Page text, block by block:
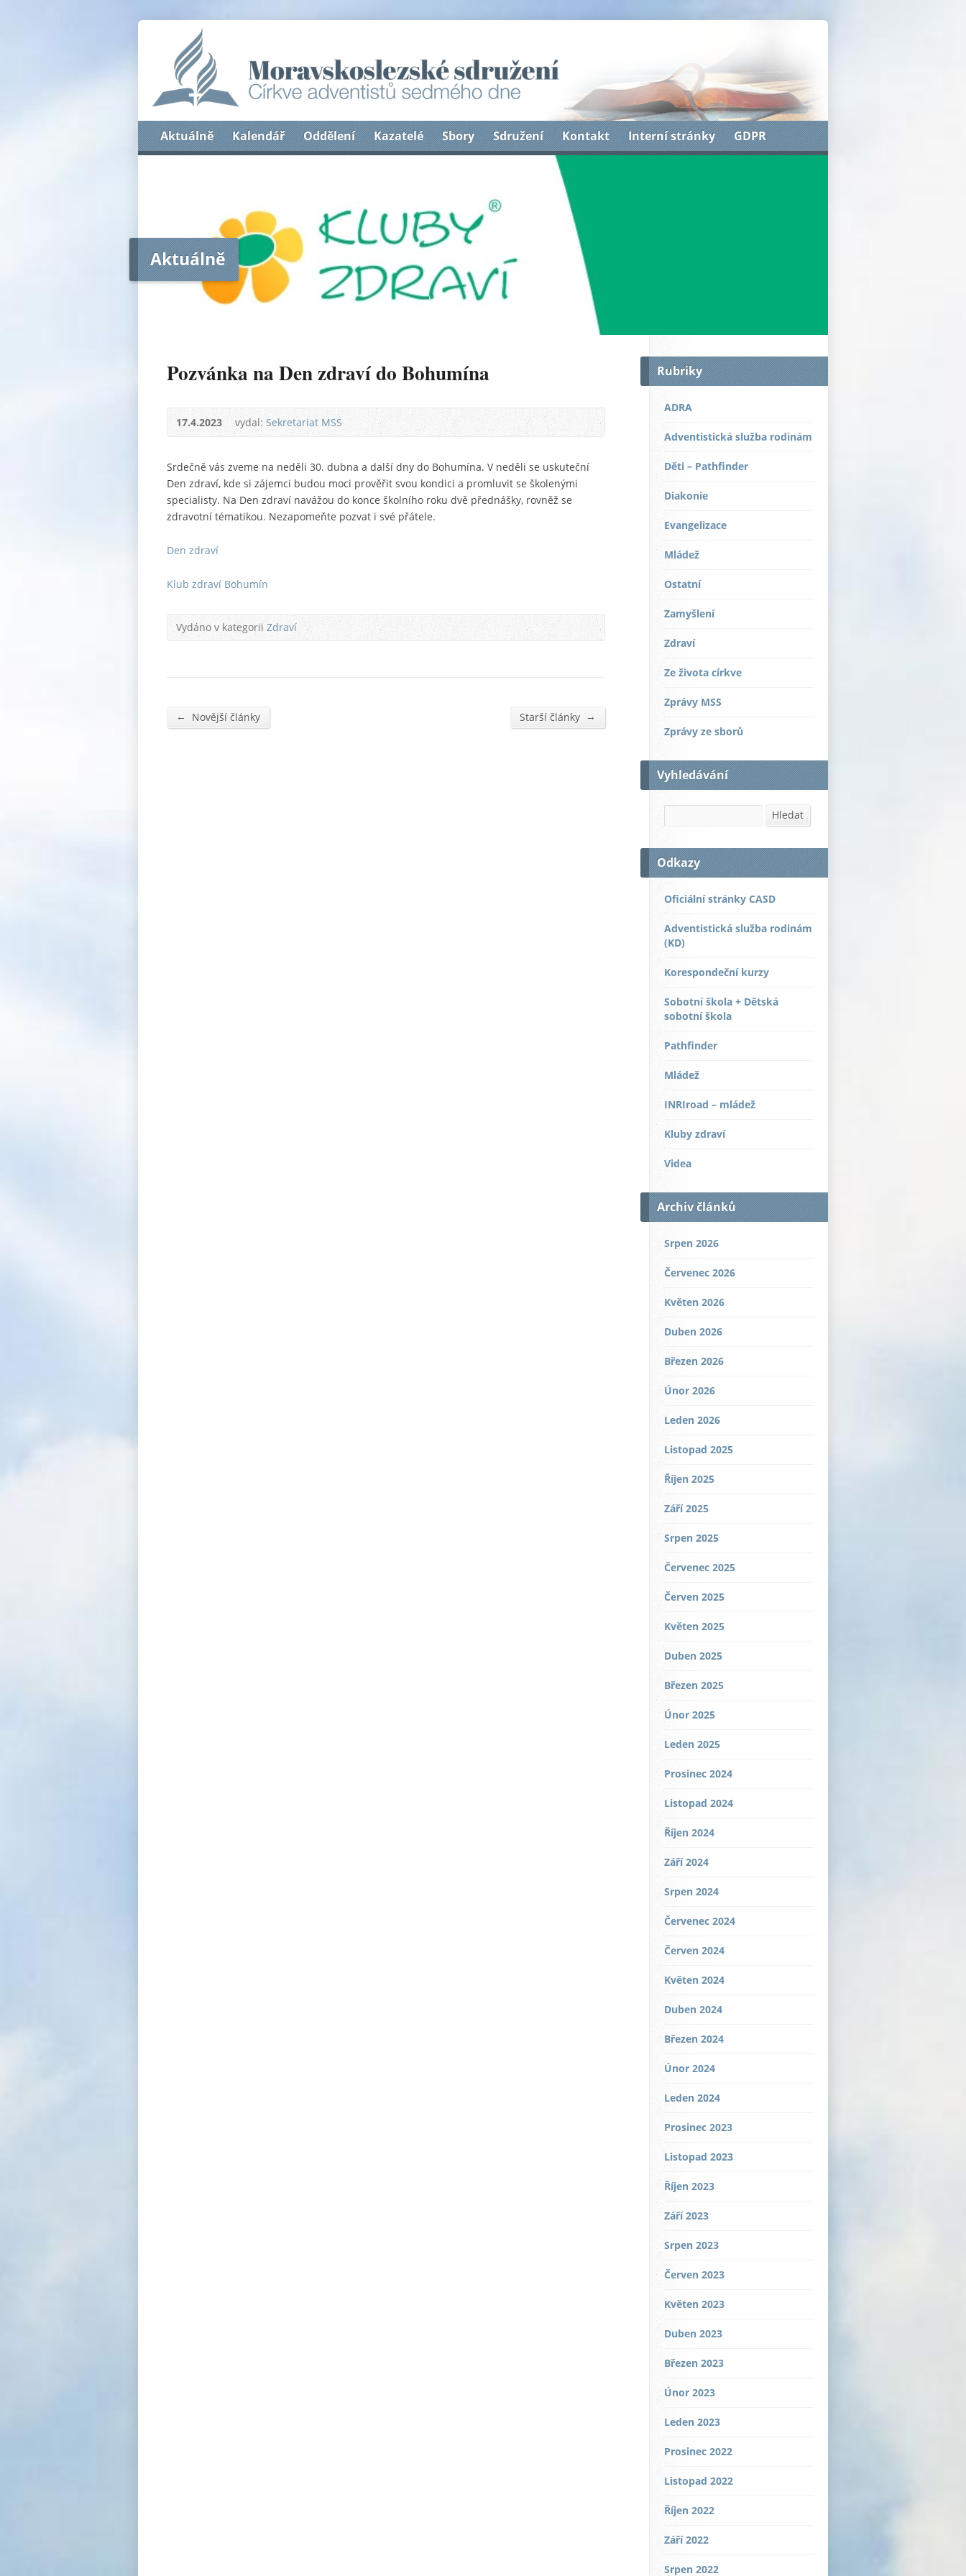
Aktuálně Kalendář Oddělení Kazatelé Sbory Sdružení Kontakt Interní stránky GDPR
Aktuálně
Pozvánka na Den zdraví do Bohumína
17.4.2023 vydal:Sekretariat MSS
Srdečně vás zveme na neděli 30. dubna a další dny do Bohumína. V neděli se uskuteční
Den zdraví, kde si zájemci budou moci prověřit svou kondici a promluvit se školenými
specialisty. Na Den zdraví navážou do konce školního roku dvě přednášky, rovněž se
zdravotní tématikou. Nezapomeňte pozvat i své přátele.
Den zdraví
Klub zdraví Bohumín
Vydáno v kategoriiZdraví
← Novější články Starší články →
Rubriky
ADRA
Adventistická služba rodinám
Děti – Pathfinder
Diakonie
Evangelizace
Mládež
Ostatní
Zamyšlení
Zdraví
Ze života církve
Zprávy MSS
Zprávy ze sborů
Vyhledávání
Hledat
Odkazy
Oficiální stránky CASD
Adventistická služba rodinám
(KD)
Korespondeční kurzy
Sobotní škola + Dětská
sobotní škola
Pathfinder
Mládež
INRIroad – mládež
Kluby zdraví
Videa
Archiv článků
Srpen 2026
Červenec 2026
Květen 2026
Duben 2026
Březen 2026
Únor 2026
Leden 2026
Listopad 2025
Říjen 2025
Září 2025
Srpen 2025
Červenec 2025
Červen 2025
Květen 2025
Duben 2025
Březen 2025
Únor 2025
Leden 2025
Prosinec 2024
Listopad 2024
Říjen 2024
Září 2024
Srpen 2024
Červenec 2024
Červen 2024
Květen 2024
Duben 2024
Březen 2024
Únor 2024
Leden 2024
Prosinec 2023
Listopad 2023
Říjen 2023
Září 2023
Srpen 2023
Červen 2023
Květen 2023
Duben 2023
Březen 2023
Únor 2023
Leden 2023
Prosinec 2022
Listopad 2022
Říjen 2022
Září 2022
Srpen 2022